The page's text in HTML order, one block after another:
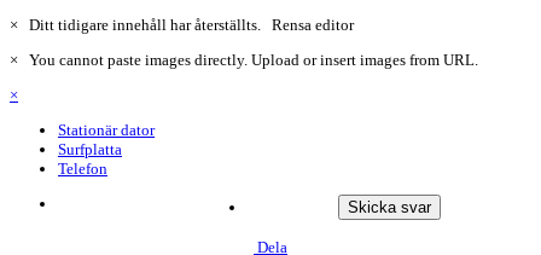
× Ditt tidigare innehåll har återställts. Rensa editor
× You cannot paste images directly. Upload or insert images from URL.
×
Stationär dator
Surfplatta
Telefon
Skicka svar
Dela